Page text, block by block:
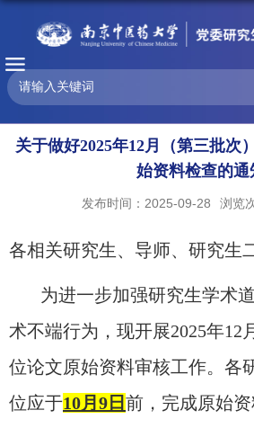
关于做好2025年12月（第三批次
始资料检查的通
发布时间：2025-09-28 浏览
各相关研究生、导师、研究生
为进一步加强研究生学术
术不端行为，现开展2025年12
位论文原始资料审核工作。各
位应于10月9日 前，完成原始